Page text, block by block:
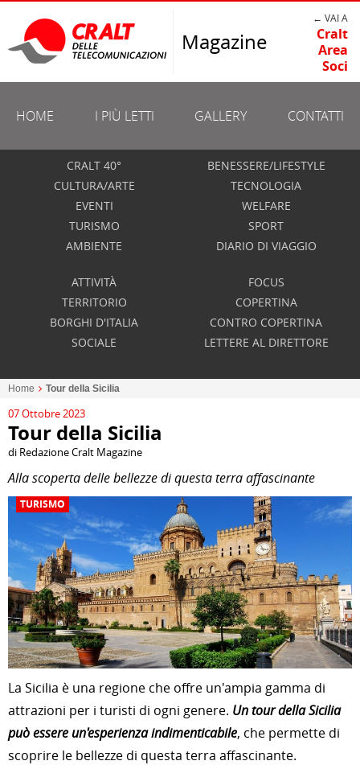
Magazine
← VAI A
Cralt
Area
Soci
HOME I PIÙ LETTI GALLERY CONTATTI
CRALT 40°
CULTURA/ARTE
EVENTI
TURISMO
AMBIENTE
BENESSERE/LIFESTYLE
TECNOLOGIA
WELFARE
SPORT
DIARIO DI VIAGGIO
ATTIVITÀ
TERRITORIO
BORGHI D'ITALIA
SOCIALE
FOCUS
COPERTINA
CONTRO COPERTINA
LETTERE AL DIRETTORE
Home Tour della Sicilia
07 Ottobre 2023
Tour della Sicilia
di Redazione Cralt Magazine
Alla scoperta delle bellezze di questa terra affascinante
TURISMO
La Sicilia è una regione che offre un'ampia gamma di
attrazioni per i turisti di ogni genere. Un tour della Sicilia
può essere un'esperienza indimenticabile, che permette di
scoprire le bellezze di questa terra affascinante.